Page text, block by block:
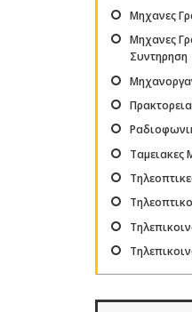
Μηχανες
Μηχανες
Συντηρηση
Ταμειακες